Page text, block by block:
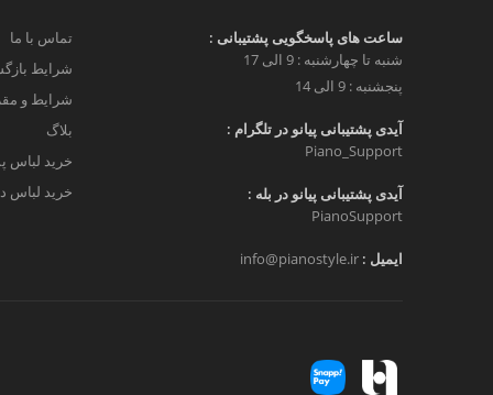
ساعت های پاسخگویی پشتیبانی :
شنبه تا چهارشنبه : 9 الی 17
پنجشنبه : 9 الی 14
آیدی پشتیبانی پیانو در تلگرام :
Piano_Support
آیدی پشتیبانی پیانو در بله :
PianoSupport
ایمیل : info@pianostyle.ir
تماس با ما
شرایط
شرایط و
بلاگ
خرید لباس
خرید لباس